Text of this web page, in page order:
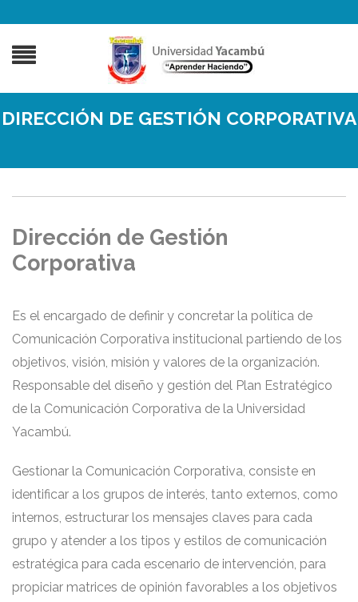
DIRECCIÓN DE GESTIÓN CORPORATIVA
Dirección de Gestión
Corporativa
Es el encargado de definir y concretar la política de
Comunicación Corporativa institucional partiendo de los
objetivos, visión, misión y valores de la organización.
Responsable del diseño y gestión del Plan Estratégico
de la Comunicación Corporativa de la Universidad
Yacambú.
Gestionar la Comunicación Corporativa, consiste en
identificar a los grupos de interés, tanto externos, como
internos, estructurar los mensajes claves para cada
grupo y atender a los tipos y estilos de comunicación
estratégica para cada escenario de intervención, para
propiciar matrices de opinión favorables a los objetivos